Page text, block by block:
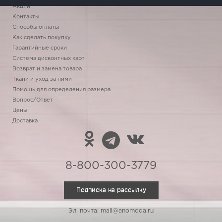
Акции
Контакты
Способы оплаты
Как сделать покупку
Гарантийные сроки
Система дисконтных карт
Возврат и замена товара
Ткани и уход за ними
Помощь для определения размера
Вопрос/Ответ
Цены
Доставка
8-800-300-3779
Подписка на рассылку
Эл. почта: mail@anomoda.ru